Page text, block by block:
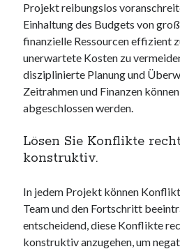
Projekt reibungslos
Einhaltung des Budgets von
finanzielle Ressourcen effizient
unerwartete Kosten zu
disziplinierte Planung und
Zeitrahmen und Finanzen
abgeschlossen werden.
Lösen Sie Konflikte
konstruktiv.
In jedem Projekt können
Team und den Fortschritt
entscheidend, diese Konflikte
konstruktiv anzugehen, um